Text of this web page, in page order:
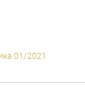
01/2021